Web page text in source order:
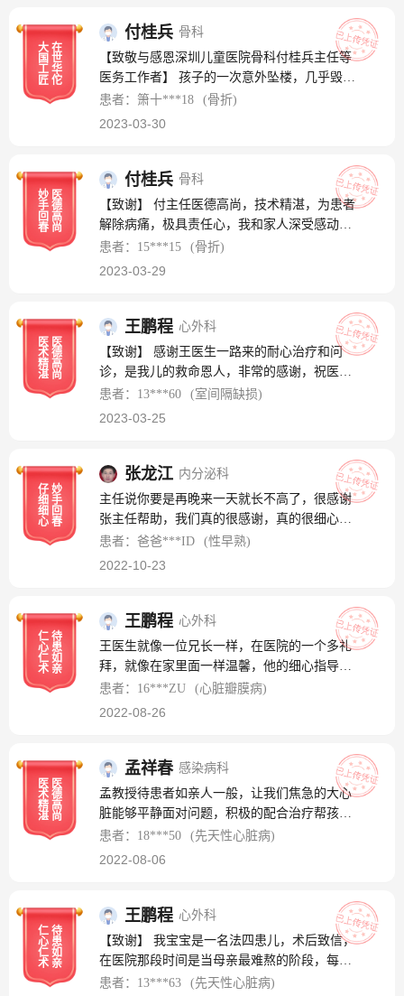
大
国
工
匠
在
世
华
佗
付桂兵 骨科
【致敬与感恩深圳儿童医院骨科付桂兵主任等
医务工作者】 孩子的一次意外坠楼，几乎毁掉
孩子及其父母，包括整个家庭，不幸中的万幸
是孩子在多方积极努力救治下先后辗转深圳罗
从命悬一线到脱离生命危险，再到顺利接受骨
科手术后逐渐好转，得以恢复日益健康的体
魄。 在此，我首先要感谢来自深圳罗湖医院重
湖医院进行骨科手术前找到了我，告知我在成
人骨科医院对孩子实施骨科手术可能潜在的风
孩子做手术，并热心联系了深圳儿童医院的骨
科专家付桂兵主任驱车为孩子会诊，付主任了
解了孩子的情况后当即表示可以转院并亲自为
孩子做了骨科手术。 付主任专注于儿童骨科数
十年，医术精湛，医德高尚，医者仁心，对孩
子的双上肢三个部位带领医疗团队为我的孩子
三个部位的手术花了将近八个小时，这其中的
专业、辛苦和耐心可见一斑。 我代表孩子的家
属，向这样优秀、敬业、专业和高尚的医生、
护士等医务工作者一并表达感恩之情。
患者：箫十***18 (骨折)
2023-03-30
妙
手
回
春
医
德
高
尚
付桂兵 骨科
【致谢】 付主任医德高尚，技术精湛，为患者
解除病痛，极具责任心，我和家人深受感动，
由衷感恩! 【服务】 付主任每天早上带队探诊
术后患者，嘘寒问暖，有问必答，有求必应，
术中得到最有效的治疗重回健康!
患者：15***15 (骨折)
2023-03-29
医
术
精
湛
医
德
高
尚
王鹏程 心外科
【致谢】 感谢王医生一路来的耐心治疗和问
诊，是我儿的救命恩人，非常的感谢，祝医生
身体健康，万事如意，家庭幸福！
患者：13***60 (室间隔缺损)
2023-03-25
仔
细
细
心
妙
手
回
春
张龙江 内分泌科
主任说你要是再晚来一天就长不高了，很感谢
张主任帮助，我们真的很感谢，真的很细心很
细心很仔细 【致谢】 【服务】 张主任很细心
的跟我们讲了病情的原因 【疗效】 现在真的
谢谢 感觉无法用言语来形容
患者：爸爸***ID (性早熟)
2022-10-23
仁
心
仁
术
待
患
如
亲
王鹏程 心外科
王医生就像一位兄长一样，在医院的一个多礼
拜，就像在家里面一样温馨，他的细心指导和
耐心的帮助解答，给了我们很大很大的帮助，
同时又帮我们解决了燃眉之急！感谢王医生，
患者：16***ZU (心脏瓣膜病)
2022-08-26
医
术
精
湛
医
德
高
尚
孟祥春 感染病科
孟教授待患者如亲人一般，让我们焦急的大心
脏能够平静面对问题，积极的配合治疗帮孩子
解决病症。
患者：18***50 (先天性心脏病)
2022-08-06
仁
心
仁
术
待
患
如
亲
王鹏程 心外科
【致谢】 我宝宝是一名法四患儿，术后致信，
在医院那段时间是当母亲最难熬的阶段，每每
医生护士来的一句话就可以决定我们的一天心
患者：13***63 (先天性心脏病)